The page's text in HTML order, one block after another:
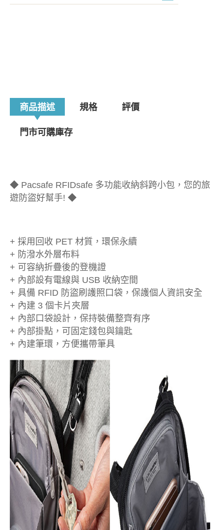
商品描述 規格 評價
門市可購庫存
◆ Pacsafe RFIDsafe 多功能收納斜跨小包，您的旅
遊防盜好幫手! ◆
+ 採用回收 PET 材質，環保永續
+ 防潑水外層布料
+ 可容納折疊後的登機證
+ 內部設有電線與 USB 收納空間
+ 具備 RFID 防盜刷護照口袋，保護個人資訊安全
+ 內建 3 個卡片夾層
+ 內部口袋設計，保持裝備整齊有序
+ 內部掛點，可固定錢包與鑰匙
+ 內建筆環，方便攜帶筆具